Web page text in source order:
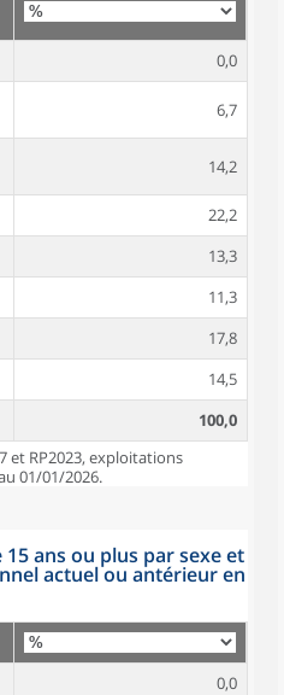
0,0
6,7
14,2
22,2
13,3
11,3
17,8
14,5
100,0
et RP2023, exploitations
01/01/2026.
15 ans ou plus par sexe et
actuel ou antérieur en
0,0